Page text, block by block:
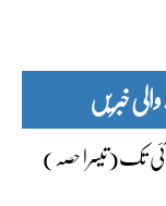
خبریں
تک(تیسرا حصہ)